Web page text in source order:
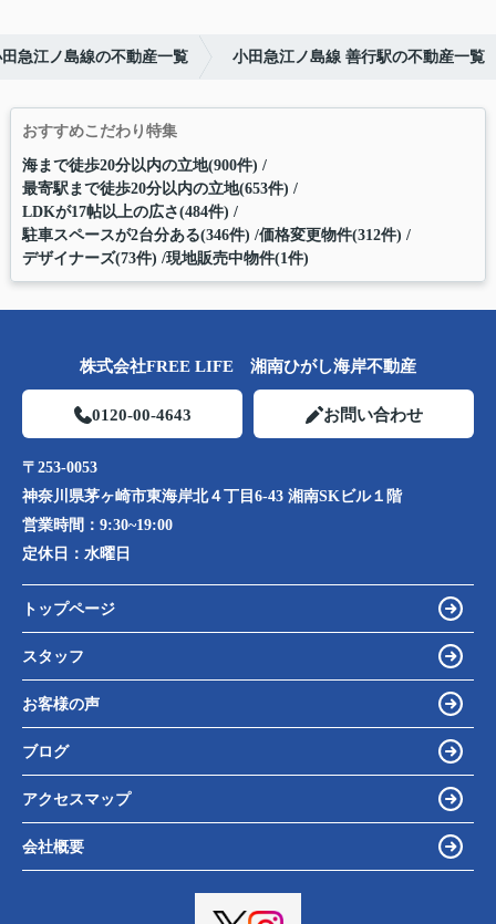
急江ノ島線の不動産一覧 小田急江ノ島線 善行駅の不動産一覧
おすすめこだわり特集
海まで徒歩20分以内の立地(900件)
最寄駅まで徒歩20分以内の立地(653件)
LDKが17帖以上の広さ(484件)
駐車スペースが2台分ある(346件) 価格変更物件(312件)
デザイナーズ(73件) 現地販売中物件(1件)
株式会社FREE LIFE 湘南ひがし海岸不動産
0120-00-4643 お問い合わせ
〒253-0053
神奈川県茅ヶ崎市東海岸北４丁目6-43 湘南SKビル１階
営業時間： 9:30~19:00
定休日： 水曜日
トップページ
スタッフ
お客様の声
ブログ
アクセスマップ
会社概要